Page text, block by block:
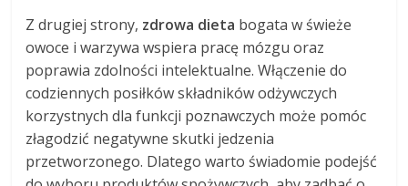
Z drugiej strony, zdrowa dieta bogata w świeże
owoce i warzywa wspiera pracę mózgu oraz
poprawia zdolności intelektualne. Włączenie do
codziennych posiłków składników odżywczych
korzystnych dla funkcji poznawczych może pomóc
złagodzić negatywne skutki jedzenia
przetworzonego. Dlatego warto świadomie podejść